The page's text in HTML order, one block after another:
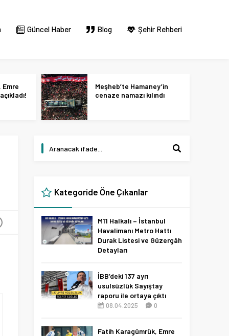
Güncel Haber Blog Şehir Rehberi
Meşheb’te Hamaney’in
cenaze namazı kılındı
Kategoride Öne Çıkanlar
M11 Halkalı – İstanbul
Havalimanı Metro Hattı
Durak Listesi ve Güzergâh
Detayları
İBB’deki 137 ayrı
usulsüzlük Sayıştay
raporu ile ortaya çıktı
08.04.2025 0
Fatih Karagümrük, Emre